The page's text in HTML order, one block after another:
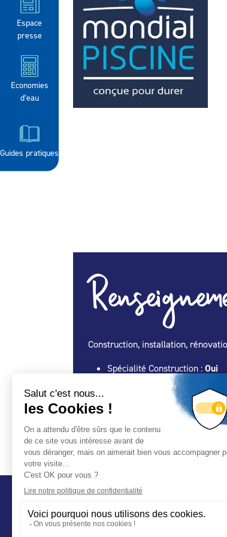
Espace
presse
Economies
d’eau
Guides pratiques
Construction, installation,
Spécialité Construction : Oui
Spécialité Entretien
Oui
Spécialité Abris : Oui